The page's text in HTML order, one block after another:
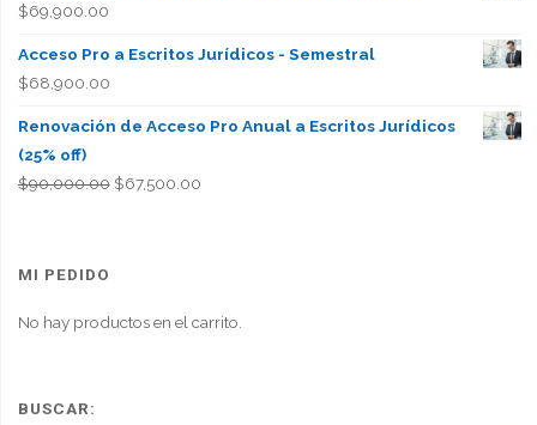
$69,900.00
Acceso Pro a Escritos Jurídicos - Semestral
$68,900.00
Renovación de Acceso Pro Anual a Escritos Jurídicos
(25% off)
$90,000.00 El
$67,500.00El
MI PEDIDO
No hay productos en el carrito.
BUSCAR: